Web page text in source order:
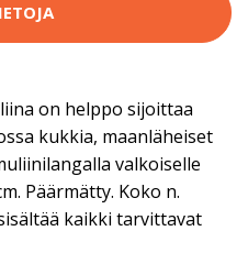
on helppo sijoittaa
kukkia, maanläheiset
valkoiselle
Päärmätty. Koko n.
kaikki tarvittavat